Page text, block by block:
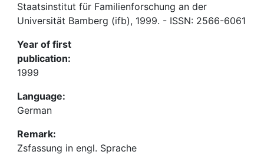
Staatsinstitut für Familienforschung an der
Universität Bamberg (ifb), 1999. - ISSN: 2566-6061
Year of first
publication:
1999
Language:
German
Remark:
Zsfassung in engl. Sprache